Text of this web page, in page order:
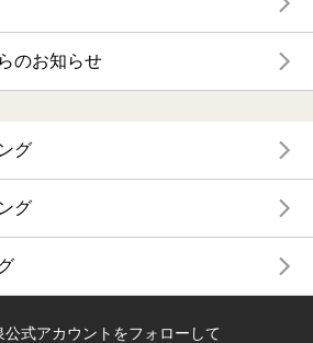
のお知らせ
グ
グ
公式アカウントをフォローして